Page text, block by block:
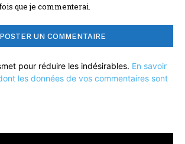
que je commenterai.
pour réduire les indésirables. En savoir
les données de vos commentaires sont